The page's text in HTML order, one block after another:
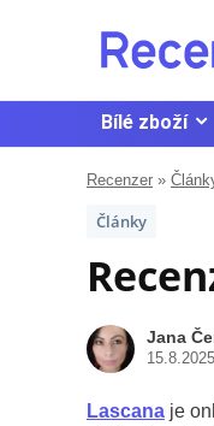
Bílé zboží
Recenzer »
Články
Jana
15.8.2025
Lascana je